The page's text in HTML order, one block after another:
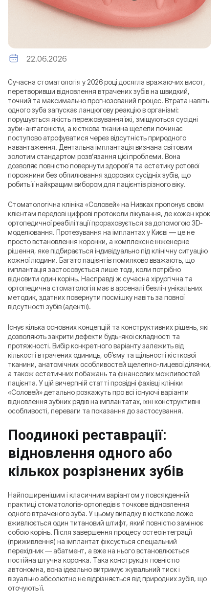
22.06.2026
Сучасна стоматологія у 2026 році досягла вражаючих висот,
перетворивши відновлення втрачених зубів на швидкий,
точний та максимально прогнозований процес. Втрата навіть
одного зуба запускає ланцюгову реакцію в організмі:
порушується якість пережовування їжі, зміщуються сусідні
зуби-антагоністи, а кісткова тканина щелепи починає
поступово атрофуватися через відсутність природного
навантаження. Дентальна імплантація визнана світовим
золотим стандартом розв’язання цієї проблеми. Вона
дозволяє повністю повернути здоров’я та естетику ротової
порожнини без обпилювання здорових сусідніх зубів, що
робить її найкращим вибором для пацієнтів різного віку.
Стоматологічна клініка «Соловей» на Нивках пропонує своїм
клієнтам передові цифрові протоколи лікування, де кожен крок
ортопедичної реабілітації прораховується за допомогою 3D-
моделювання. Протезування на імплантах у Києві — це не
просто встановлення коронки, а комплексне інженерне
рішення, яке підбирається індивідуально під клінічну ситуацію
кожної людини. Багато пацієнтів помилково вважають, що
імплантація застосовується лише тоді, коли потрібно
відновити один корінь. Насправді ж сучасна хірургічна та
ортопедична стоматологія має в арсеналі безліч унікальних
методик, здатних повернути посмішку навіть за повної
відсутності зубів (адентії).
Існує кілька основних концепцій та конструктивних рішень, які
дозволяють закрити дефекти будь-якої складності та
протяжності. Вибір конкретного варіанту залежить від
кількості втрачених одиниць, об’єму та щільності кісткової
тканини, анатомічних особливостей щелепно-лицевої ділянки,
а також естетичних побажань та фінансових можливостей
пацієнта. У цій вичерпній статті провідні фахівці клініки
«Соловей» детально розкажуть про всі існуючі варіанти
відновлення зубних рядів на імплантатах, їхні конструктивні
особливості, переваги та показання до застосування.
Поодинокі реставрації:
відновлення одного або
кількох розрізнених зубів
Найпоширенішим і класичним варіантом у повсякденній
практиці стоматологів-ортопедів є точкове відновлення
одного втраченого зуба. У цьому випадку в кісткове ложе
вживлюється один титановий штифт, який повністю замінює
собою корінь. Після завершення процесу остеоінтеграції
(приживлення) на імплантат фіксується спеціальний
перехідник — абатмент, а вже на нього встановлюється
постійна штучна коронка. Така конструкція повністю
автономна, вона ідеально витримує жувальний тиск і
візуально абсолютно не відрізняється від природних зубів, що
оточують її.